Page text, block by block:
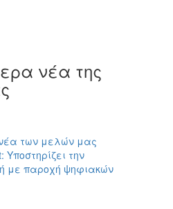
νέα της
των μελών μας
Υποστηρίζει την
με παροχή ψηφιακών